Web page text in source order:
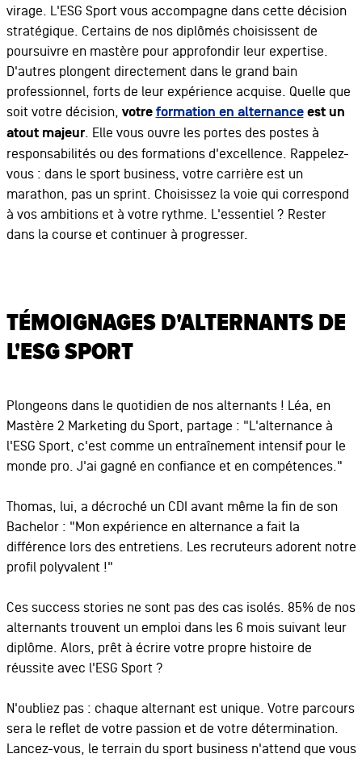
virage. L'ESG Sport vous accompagne dans cette décision
stratégique. Certains de nos diplômés choisissent de
poursuivre en mastère pour approfondir leur expertise.
D'autres plongent directement dans le grand bain
professionnel, forts de leur expérience acquise. Quelle que
soit votre décision, votreformation en alternanceest un
atout majeur. Elle vous ouvre les portes des postes à
responsabilités ou des formations d'excellence. Rappelez-
vous : dans le sport business, votre carrière est un
marathon, pas un sprint. Choisissez la voie qui correspond
à vos ambitions et à votre rythme. L'essentiel ? Rester
dans la course et continuer à progresser.
TÉMOIGNAGES D'ALTERNANTS DE
L'ESG SPORT
Plongeons dans le quotidien de nos alternants ! Léa, en
Mastère 2 Marketing du Sport, partage : "L'alternance à
l'ESG Sport, c'est comme un entraînement intensif pour le
monde pro. J'ai gagné en confiance et en compétences."
Thomas, lui, a décroché un CDI avant même la fin de son
Bachelor : "Mon expérience en alternance a fait la
différence lors des entretiens. Les recruteurs adorent notre
profil polyvalent !"
Ces success stories ne sont pas des cas isolés. 85% de nos
alternants trouvent un emploi dans les 6 mois suivant leur
diplôme. Alors, prêt à écrire votre propre histoire de
réussite avec l'ESG Sport ?
N'oubliez pas : chaque alternant est unique. Votre parcours
sera le reflet de votre passion et de votre détermination.
Lancez-vous, le terrain du sport business n'attend que vous